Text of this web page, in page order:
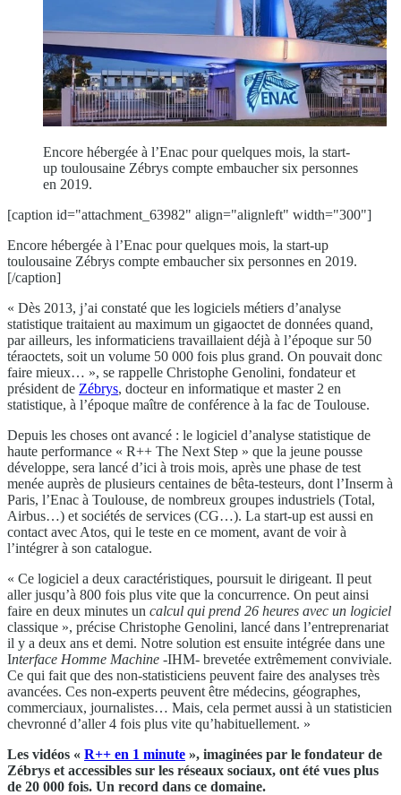
Encore hébergée à l’Enac pour quelques mois, la start-
up toulousaine Zébrys compte embaucher six personnes
en 2019.
[caption id="attachment_63982" align="alignleft" width="300"]
Encore hébergée à l’Enac pour quelques mois, la start-up
toulousaine Zébrys compte embaucher six personnes en 2019.
[/caption]
« Dès 2013, j’ai constaté que les logiciels métiers d’analyse
statistique traitaient au maximum un gigaoctet de données quand,
par ailleurs, les informaticiens travaillaient déjà à l’époque sur 50
téraoctets, soit un volume 50 000 fois plus grand. On pouvait donc
faire mieux… », se rappelle Christophe Genolini, fondateur et
président de Zébrys, docteur en informatique et master 2 en
statistique, à l’époque maître de conférence à la fac de Toulouse.
Depuis les choses ont avancé : le logiciel d’analyse statistique de
haute performance « R++ The Next Step » que la jeune pousse
développe, sera lancé d’ici à trois mois, après une phase de test
menée auprès de plusieurs centaines de bêta-testeurs, dont l’Inserm à
Paris, l’Enac à Toulouse, de nombreux groupes industriels (Total,
Airbus…) et sociétés de services (CG…). La start-up est aussi en
contact avec Atos, qui le teste en ce moment, avant de voir à
l’intégrer à son catalogue.
« Ce logiciel a deux caractéristiques, poursuit le dirigeant. Il peut
aller jusqu’à 800 fois plus vite que la concurrence. On peut ainsi
faire en deux minutes un calcul qui prend 26 heures avec un logiciel
classique », précise Christophe Genolini, lancé dans l’entreprenariat
il y a deux ans et demi. Notre solution est ensuite intégrée dans une
Interface Homme Machine -IHM- brevetée extrêmement conviviale.
Ce qui fait que des non-statisticiens peuvent faire des analyses très
avancées. Ces non-experts peuvent être médecins, géographes,
commerciaux, journalistes… Mais, cela permet aussi à un statisticien
chevronné d’aller 4 fois plus vite qu’habituellement. »
Les vidéos « R++ en 1 minute », imaginées par le fondateur de
Zébrys et accessibles sur les réseaux sociaux, ont été vues plus
de 20 000 fois. Un record dans ce domaine.